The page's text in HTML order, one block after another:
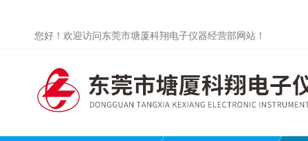
您好！欢迎访问东莞市塘厦科翔电子仪器经营部网站！